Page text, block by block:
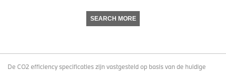
SEARCH MORE
De CO2 efficiency specificaties zijn vastgesteld op basis van de huidige